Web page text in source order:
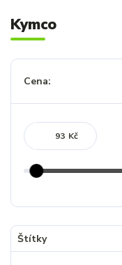
Kymco
Cena:
Kč
Štítky